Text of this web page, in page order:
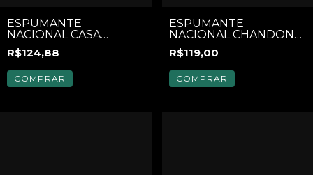
ESPUMANTE
NACIONAL CASA
PEDRUCCI FATTO A
MANO SUR LIE ROSE
NATURE 750ML
R$124,88
COMPRAR
ESPUMANTE
NACIONAL CHANDON
PASSION ONE ICE
ROSÉ 750ML
R$119,00
COMPRAR